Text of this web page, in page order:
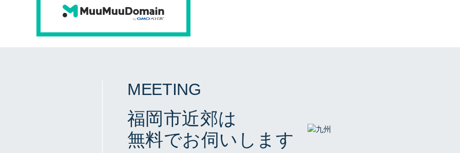
MEETING
福岡市近郊は
無料でお伺いします